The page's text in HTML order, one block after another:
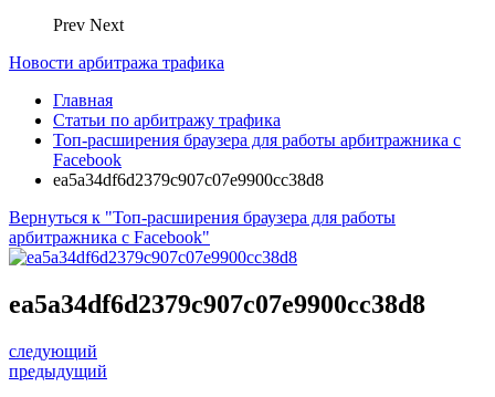
Prev Next
Новости арбитража трафика
Главная
Статьи по арбитражу трафика
Топ-расширения браузера для работы арбитражника с
Facebook
ea5a34df6d2379c907c07e9900cc38d8
Вернуться к "Топ-расширения браузера для работы
арбитражника с Facebook"
ea5a34df6d2379c907c07e9900cc38d8
следующий
предыдущий